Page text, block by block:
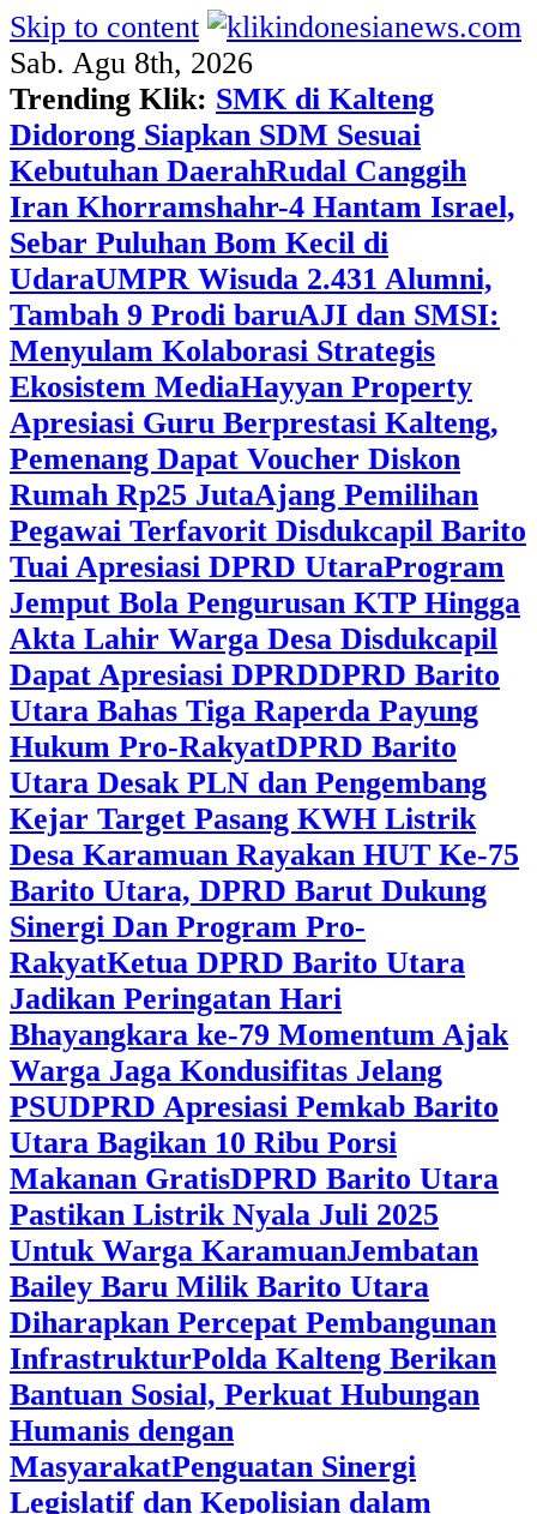
Skip to content
Sab. Agu 8th, 2026
Trending Klik: SMK di Kalteng
Didorong Siapkan SDM Sesuai
Kebutuhan DaerahRudal Canggih
Iran Khorramshahr-4 Hantam Israel,
Sebar Puluhan Bom Kecil di
UdaraUMPR Wisuda 2.431 Alumni,
Tambah 9 Prodi baruAJI dan SMSI:
Menyulam Kolaborasi Strategis
Ekosistem MediaHayyan Property
Apresiasi Guru Berprestasi Kalteng,
Pemenang Dapat Voucher Diskon
Rumah Rp25 JutaAjang Pemilihan
Pegawai Terfavorit Disdukcapil Barito
Tuai Apresiasi DPRD UtaraProgram
Jemput Bola Pengurusan KTP Hingga
Akta Lahir Warga Desa Disdukcapil
Dapat Apresiasi DPRDDPRD Barito
Utara Bahas Tiga Raperda Payung
Hukum Pro-RakyatDPRD Barito
Utara Desak PLN dan Pengembang
Kejar Target Pasang KWH Listrik
Desa Karamuan Rayakan HUT Ke-75
Barito Utara, DPRD Barut Dukung
Sinergi Dan Program Pro-
RakyatKetua DPRD Barito Utara
Jadikan Peringatan Hari
Bhayangkara ke-79 Momentum Ajak
Warga Jaga Kondusifitas Jelang
PSUDPRD Apresiasi Pemkab Barito
Utara Bagikan 10 Ribu Porsi
Makanan GratisDPRD Barito Utara
Pastikan Listrik Nyala Juli 2025
Untuk Warga KaramuanJembatan
Bailey Baru Milik Barito Utara
Diharapkan Percepat Pembangunan
InfrastrukturPolda Kalteng Berikan
Bantuan Sosial, Perkuat Hubungan
Humanis dengan
MasyarakatPenguatan Sinergi
Legislatif dan Kepolisian dalam